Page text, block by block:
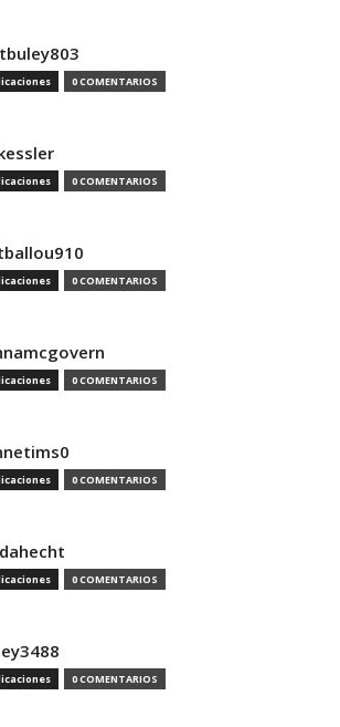
0 COMENTARIOS
0 COMENTARIOS
0 COMENTARIOS
0 COMENTARIOS
0 COMENTARIOS
0 COMENTARIOS
0 COMENTARIOS